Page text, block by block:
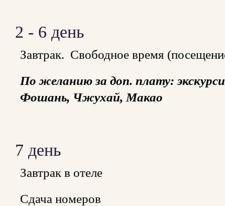
2 - 6 день
Завтрак. Свободное время
По желанию за доп. плату:
Фошань, Чжухай, Макао
7 день
Завтрак в отеле
Сдача номеров